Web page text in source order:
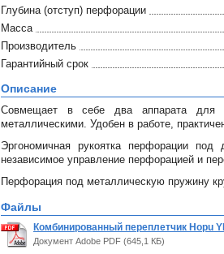
Глубина (отступ) перфорации
Масса
Производитель
Гарантийный срок
Описание
Совмещает в себе два аппарата для
металлическими. Удобен в работе,
Эргономичная рукоятка перфорации под
независимое управление перфорацией и
Перфорация под металлическую пружину
Файлы
Комбинированный переплетчик Hopu
Документ Adobe PDF (645,1 КБ)